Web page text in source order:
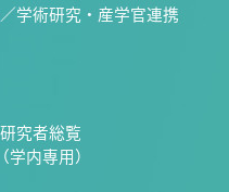
学術研究・産学官連携
研究者総覧
内専用）